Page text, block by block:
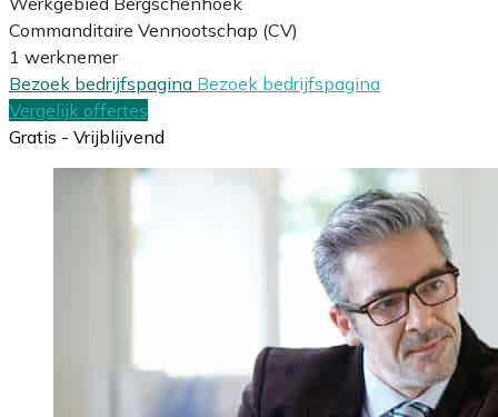
Commanditaire Vennootschap (CV)
1 werknemer
Bezoek bedrijfspagina Bezoek bedrijfspagina
Vergelijk offertes
Gratis - Vrijblijvend